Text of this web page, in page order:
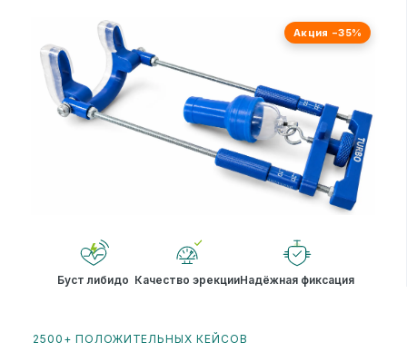
Акция −35%
Буст либидо Качество эрекцииНадёжная фиксация
2500+ ПОЛОЖИТЕЛЬНЫХ КЕЙСОВ